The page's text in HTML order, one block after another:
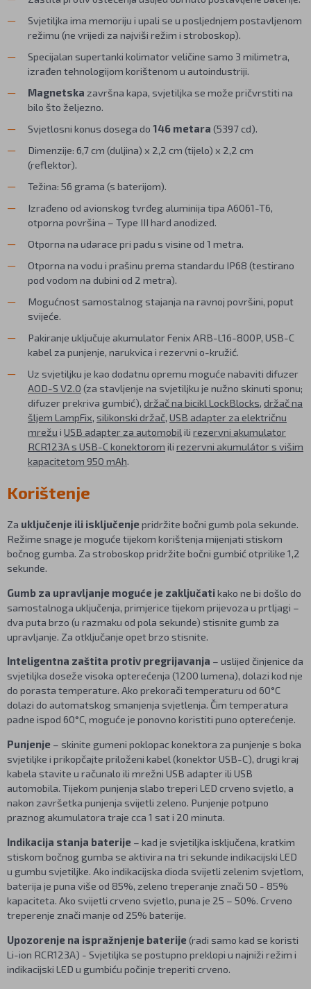
Svjetiljka ima memoriju i upali se u posljednjem postavljenom
režimu (ne vrijedi za najviši režim i stroboskop).
Specijalan supertanki kolimator veličine samo 3 milimetra,
izrađen tehnologijom korištenom u autoindustriji.
Magnetska završna kapa, svjetiljka se može pričvrstiti na
bilo što željezno.
Svjetlosni konus dosega do 146 metara (5397 cd).
Dimenzije: 6,7 cm (duljina) x 2,2 cm (tijelo) x 2,2 cm
(reflektor).
Težina: 56 grama (s baterijom).
Izrađeno od avionskog tvrđeg aluminija tipa A6061-T6,
otporna površina – Type III hard anodized.
Otporna na udarace pri padu s visine od 1 metra.
Otporna na vodu i prašinu prema standardu IP68 (testirano
pod vodom na dubini od 2 metra).
Mogućnost samostalnog stajanja na ravnoj površini, poput
svijeće.
Pakiranje uključuje akumulator Fenix ARB-L16-800P, USB-C
kabel za punjenje, narukvica i rezervni o-kružić.
Uz svjetiljku je kao dodatnu opremu moguće nabaviti difuzer
AOD-S V2.0 (za stavljenje na svjetiljku je nužno skinuti sponu;
difuzer prekriva gumbić), držač na bicikl LockBlocks, držač na
šljem LampFix, silikonski držač, USB adapter za električnu
mrežu i USB adapter za automobil ili rezervni akumulator
RCR123A s USB-C konektorom ili rezervni akumulátor s višim
kapacitetom 950 mAh.
Korištenje
Za uključenje ili isključenjepridržite bočni gumb pola sekunde.
Režime snage je moguće tijekom korištenja mijenjati stiskom
bočnog gumba. Za stroboskop pridržite bočni gumbić otprilike 1,2
sekunde.
Gumb za upravljanje moguće je zaključatikako ne bi došlo do
samostalnoga uključenja, primjerice tijekom prijevoza u prtljagi –
dva puta brzo (u razmaku od pola sekunde) stisnite gumb za
upravljanje. Za otključanje opet brzo stisnite.
Inteligentna zaštita protiv pregrijavanja – uslijed činjenice da
svjetiljka doseže visoka opterećenja (1200 lumena), dolazi kod nje
do porasta temperature. Ako prekorači temperaturu od 60°C
dolazi do automatskog smanjenja svjetlenja. Čim temperatura
padne ispod 60°C, moguće je ponovno koristiti puno opterećenje.
Punjenje – skinite gumeni poklopac konektora za punjenje s boka
svjetiljke i prikopčajte priloženi kabel (konektor USB-C), drugi kraj
kabela stavite u računalo ili mrežni USB adapter ili USB
automobila. Tijekom punjenja slabo treperi LED crveno svjetlo, a
nakon završetka punjenja svijetli zeleno. Punjenje potpuno
praznog akumulatora traje cca 1 sat i 20 minuta.
Indikacija stanja baterije – kad je svjetiljka isključena, kratkim
stiskom bočnog gumba se aktivira na tri sekunde indikacijski LED
u gumbu svjetiljke. Ako indikacijska dioda svijetli zelenim svjetlom,
baterija je puna više od 85%, zeleno treperanje znači 50 - 85%
kapaciteta. Ako svijetli crveno svjetlo, puna je 25 – 50%. Crveno
treperenje znači manje od 25% baterije.
Upozorenje na ispražnjenje baterije(radi samo kad se koristi
Li-ion RCR123A) - Svjetiljka se postupno preklopi u najniži režim i
indikacijski LED u gumbiću počinje treperiti crveno.